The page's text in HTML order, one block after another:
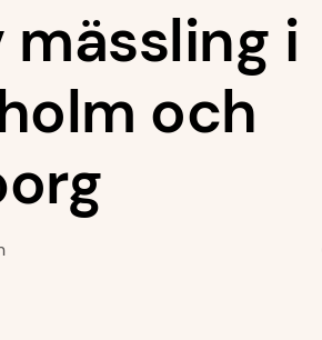
mässling i
och